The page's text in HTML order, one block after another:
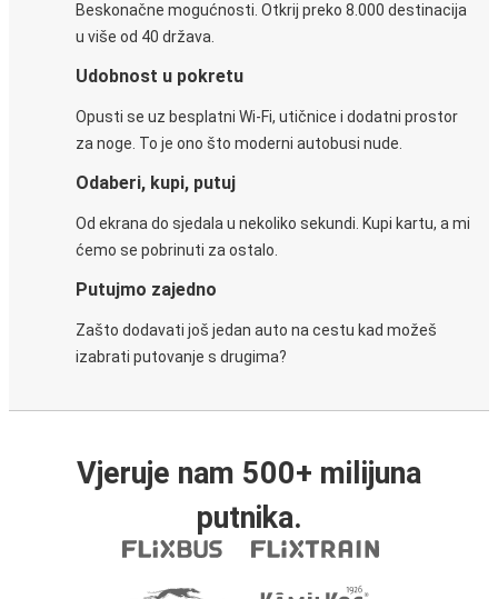
Beskonačne mogućnosti. Otkrij preko 8.000 destinacija
u više od 40 država.
Udobnost u pokretu
Opusti se uz besplatni Wi-Fi, utičnice i dodatni prostor
za noge. To je ono što moderni autobusi nude.
Odaberi, kupi, putuj
Od ekrana do sjedala u nekoliko sekundi. Kupi kartu, a mi
ćemo se pobrinuti za ostalo.
Putujmo zajedno
Zašto dodavati još jedan auto na cestu kad možeš
izabrati putovanje s drugima?
Vjeruje nam 500+ milijuna
putnika.